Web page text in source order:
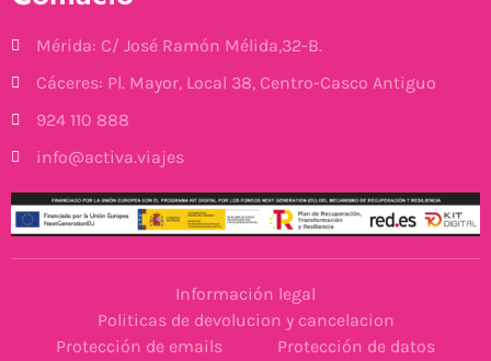
Mérida: C/ José Ramón Mélida,32-B.
Cáceres: Pl. Mayor, Local 38, Centro-Casco Antiguo
924 110 888
info@activa.viajes
Información legal
Politicas de devolucion y cancelacion
Protección de emails
Protección de datos